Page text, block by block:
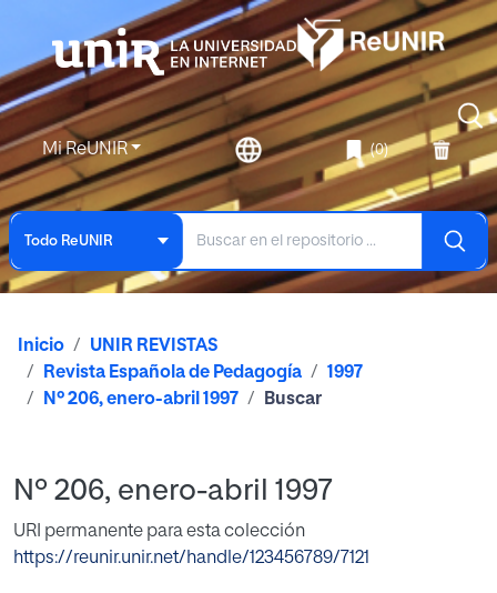
Mi ReUNIR (0)
Todo ReUNIR
Inicio
UNIR REVISTAS
Revista Española de Pedagogía
1997
Nº 206, enero-abril 1997
Buscar
Nº 206, enero-abril 1997
URI permanente para esta colección
https://reunir.unir.net/handle/123456789/7121